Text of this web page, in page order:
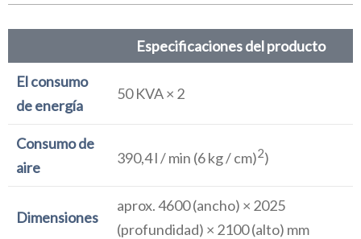
Especificaciones del producto
El consumo
de energía
50 KVA × 2
Consumo de
aire
390,4 l / min (6 kg / cm)2)
Dimensiones
aprox. 4600 (ancho) × 2025
(profundidad) × 2100 (alto) mm